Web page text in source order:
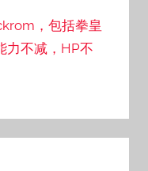
，包括拳皇
力不减，HP不